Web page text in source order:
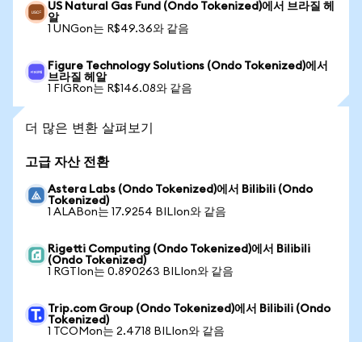
US Natural Gas Fund (Ondo Tokenized)에서 브라질 헤
알
1 UNGon는 R$49.36와 같음
Figure Technology Solutions (Ondo Tokenized)에서
브라질 헤알
1 FIGRon는 R$146.08와 같음
더 많은 변환 살펴보기
고급 자산 전환
Astera Labs (Ondo Tokenized)에서 Bilibili (Ondo
Tokenized)
1 ALABon는 17.9254 BILIon와 같음
Rigetti Computing (Ondo Tokenized)에서 Bilibili
(Ondo Tokenized)
1 RGTIon는 0.890263 BILIon와 같음
Trip.com Group (Ondo Tokenized)에서 Bilibili (Ondo
Tokenized)
1 TCOMon는 2.4718 BILIon와 같음